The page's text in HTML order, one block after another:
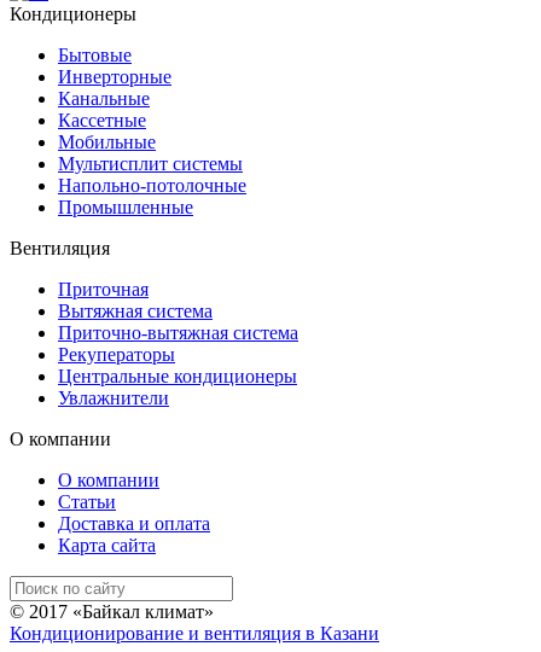
Кондиционеры
Бытовые
Инверторные
Канальные
Кассетные
Мобильные
Мультисплит системы
Напольно-потолочные
Промышленные
Вентиляция
Приточная
Вытяжная система
Приточно-вытяжная система
Рекуператоры
Центральные кондиционеры
Увлажнители
О компании
О компании
Статьи
Доставка и оплата
Карта сайта
© 2017 «Байкал климат»
Кондиционирование и вентиляция в Казани